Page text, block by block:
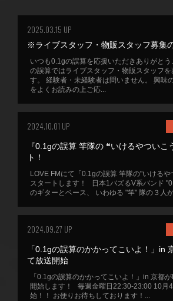
2025.03.15 UP
※ライブスタッフ・物販スタッフ募集
いつも0.1gの誤算を応援いただきありがと
の誤算ではライブスタッフ・物販スタッフを
す。 経験者・未経験者は問いません。 興味
をよくお読みの上ご応...
2024.10.01 UP
『0.1gの誤算 竿隊の ❝いけるやついこ
ト！
LOVE FMにて「0.1gの誤算 竿隊の"いける
スタートします！ 日本1バズるV系バンド
のギターとベース、 いわゆる "竿" 隊の３人
2024.09.27 UP
「0.1gの誤算のかかってこいよ！」in
て放送開始
「0.1gの誤算のかかってこいよ！」in 京都
開始します！ 毎週金曜日22:30-23:00 10月
始！！ お便りお待ちしております！...